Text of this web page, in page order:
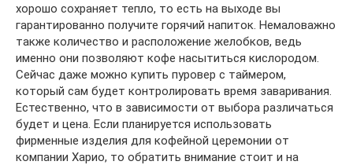
хорошо сохраняет тепло, то есть на выходе вы
гарантированно получите горячий напиток. Немаловажно
также количество и расположение желобков, ведь
именно они позволяют кофе насытиться кислородом.
Сейчас даже можно купить пуровер с таймером,
который сам будет контролировать время заваривания.
Естественно, что в зависимости от выбора различаться
будет и цена. Если планируется использовать
фирменные изделия для кофейной церемонии от
компании Харио, то обратить внимание стоит и на